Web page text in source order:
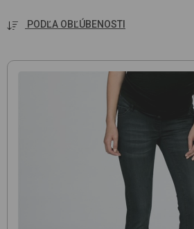
PODĽA OBĽÚBENOSTI